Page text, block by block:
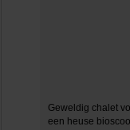
Geweldig chalet
een heuse